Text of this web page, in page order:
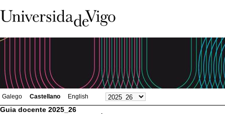
Galego Castellano English
Guia docente 2025_26